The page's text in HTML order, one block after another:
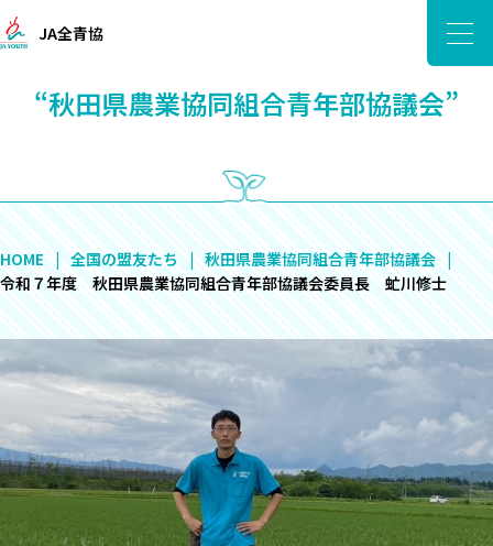
JA全青協
“秋田県農業協同組合青年部協議会”
HOME 全国の盟友たち
秋田県農業協同組合青年部協議会
令和７年度 秋田県農業協同組合青年部協議会委員長 虻川修士